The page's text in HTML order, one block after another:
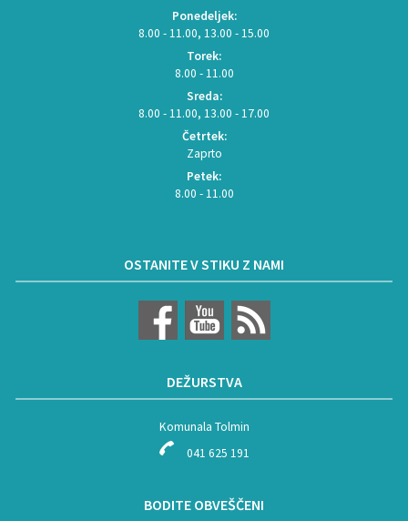
Ponedeljek:
8.00 - 11.00, 13.00 - 15.00
Torek:
8.00 - 11.00
Sreda:
8.00 - 11.00, 13.00 - 17.00
Četrtek:
Zaprto
Petek:
8.00 - 11.00
OSTANITE V STIKU Z NAMI
DEŽURSTVA
Komunala Tolmin
041 625 191
BODITE OBVEŠČENI